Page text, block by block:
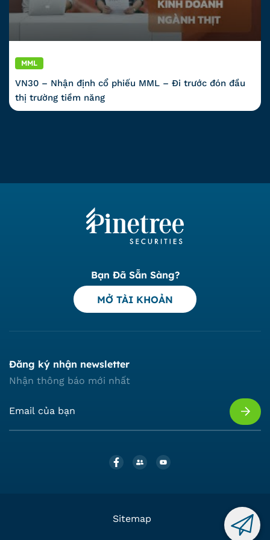
MML
VN30 – Nhận định cổ phiếu MML – Đi trước đón đầu
thị trường tiềm năng
Bạn Đã Sẵn Sàng?
MỞ TÀI KHOẢN
Đăng ký nhận newsletter
Nhận thông báo mới nhất
Sitemap